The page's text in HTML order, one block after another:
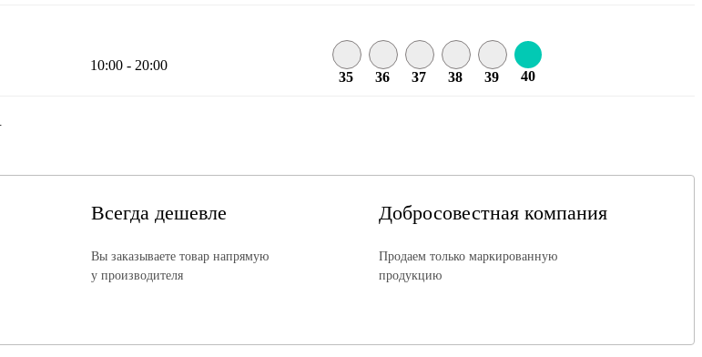
10:00 - 20:00
35 36 37 38 39 40
Всегда дешевле
Вы заказываете товар напрямую
у производителя
Добросовестная компания
Продаем только маркированную
продукцию